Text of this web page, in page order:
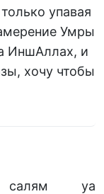
упавая
Умры
ИншАллах, и
хочу чтобы
уа